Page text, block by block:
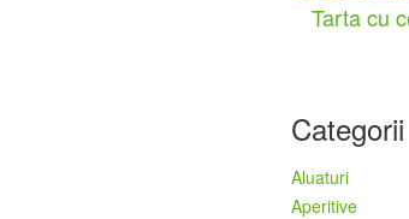
Tarta cu
Categorii
Aluaturi
Aperitive